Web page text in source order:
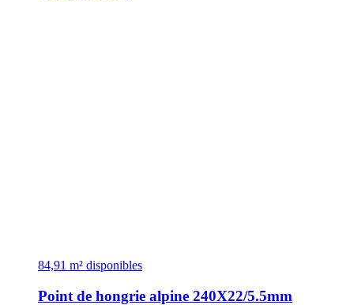
84,91 m² disponibles
Point de hongrie alpine 240X22/5.5mm